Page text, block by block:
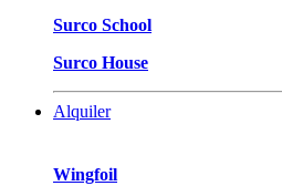
Surco School
Surco House
Alquiler
Wingfoil